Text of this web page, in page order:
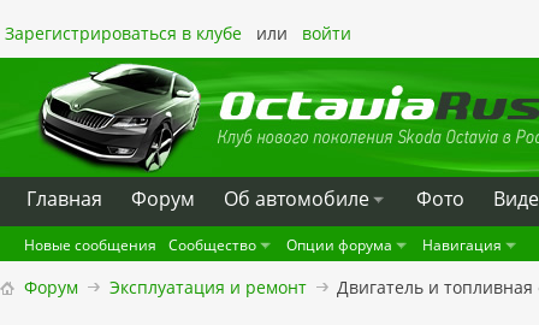
Зарегистрироваться в клубе или войти
Главная Форум Oб автомобиле Фото
Новые сообщения Сообщество Опции форума Навигация
Форум Эксплуатация и ремонт Двигатель и топливная